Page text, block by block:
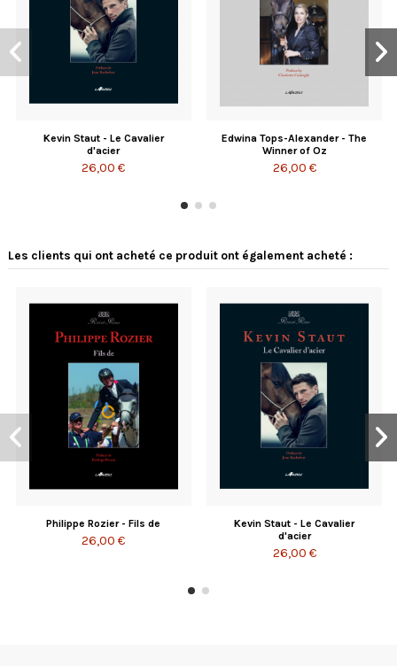
Kevin Staut - Le Cavalier
d'acier
26,00 €
Edwina Tops-Alexander - The
Winner of Oz
26,00 €
Les clients qui ont acheté ce produit ont également acheté :
Philippe Rozier - Fils de
26,00 €
Kevin Staut - Le Cavalier
d'acier
26,00 €